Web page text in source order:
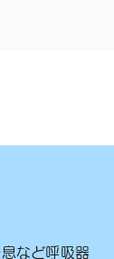
など呼吸器